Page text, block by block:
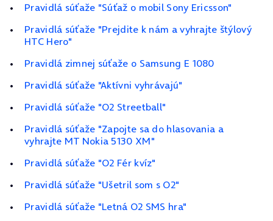
Pravidlá súťaže "Súťaž o mobil Sony Ericsson"
Pravidlá súťaže "Prejdite k nám a vyhrajte štýlový
HTC Hero"
Pravidlá zimnej súťaže o Samsung E 1080
Pravidlá súťaže "Aktívni vyhrávajú"
Pravidlá súťaže "O2 Streetball"
Pravidlá súťaže "Zapojte sa do hlasovania a
vyhrajte MT Nokia 5130 XM"
Pravidlá súťaže "O2 Fér kvíz"
Pravidlá súťaže "Ušetril som s O2"
Pravidlá súťaže "Letná O2 SMS hra"